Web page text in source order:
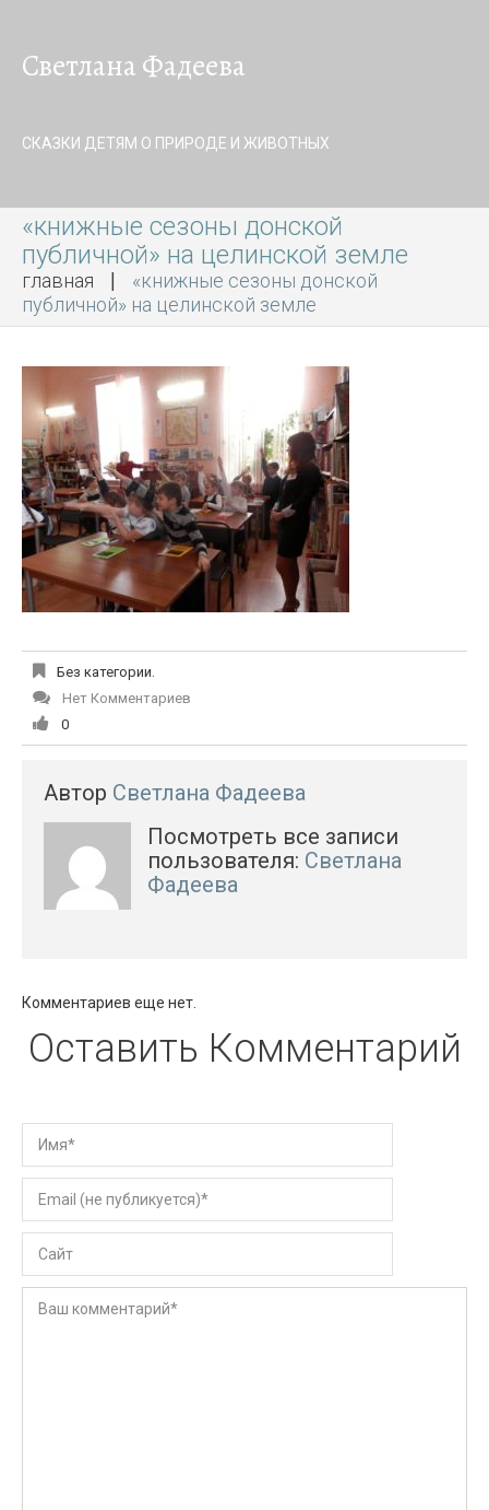
Светлана Фадеева
СКАЗКИ ДЕТЯМ О ПРИРОДЕ И ЖИВОТНЫХ
«книжные сезоны донской
публичной» на целинской земле
главная
«книжные сезоны донской
публичной» на целинской земле
Без категории.
Нет Комментариев
0
Автор Светлана Фадеева
Посмотреть все записи
пользователя: Светлана
Фадеева
Комментариев еще нет.
Оставить Комментарий